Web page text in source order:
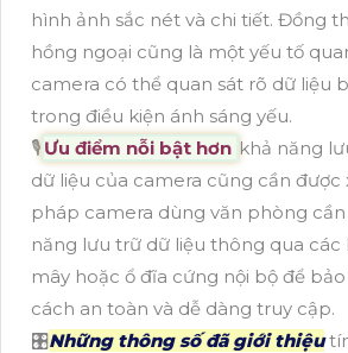
hình ảnh sắc nét và chi tiết. Đồng
hồng ngoại cũng là một yếu tố
camera có thể quan sát rõ dữ liệu
trong điều kiện ánh sáng yếu.
🎙 Ưu điểm nỗi bật hơn khả năng
dữ liệu của camera cũng cần được
pháp camera dùng văn phòng
năng lưu trữ dữ liệu thông qua các
mây hoặc ổ đĩa cứng nội bộ để
cách an toàn và dễ dàng truy cập.
🎛Những thông số đã giới thiệu